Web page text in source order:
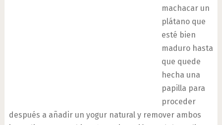
machacar un
plátano que
esté bien
maduro hasta
que quede
hecha una
papilla para
proceder
después a añadir un yogur natural y remover ambos